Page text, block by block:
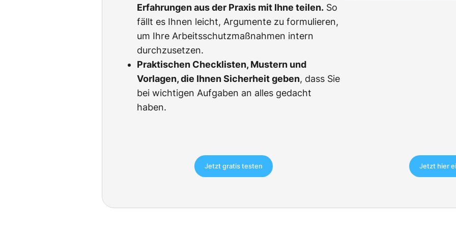
Erfahrungen aus der Praxis mit Ihne teilen. So
fällt es Ihnen leicht, Argumente zu formulieren,
um Ihre Arbeitsschutzmaßnahmen intern
durchzusetzen.
Praktischen Checklisten, Mustern und
Vorlagen, die Ihnen Sicherheit geben, dass Sie
bei wichtigen Aufgaben an alles gedacht
haben.
Jetzt gratis testen Jetzt hier